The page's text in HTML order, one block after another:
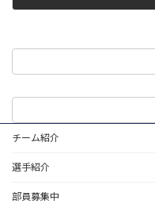
チーム紹介
選手紹介
部員募集中